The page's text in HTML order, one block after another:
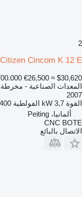
2
Citizen Cincom K 12 E
€26,500 ≈ $30,620
المعدات الصناعية - مخرطة
2007
القوة 3,7 kW الفولطية 400
ألمانيا، Peiting
CNC BOTE
الاتصال بالبائع